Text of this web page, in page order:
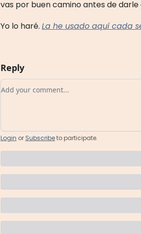
vas por buen camino antes de darle
Yo lo haré. La he usado aquí cada
Reply
Add your comment
Login or Subscribeto participate.